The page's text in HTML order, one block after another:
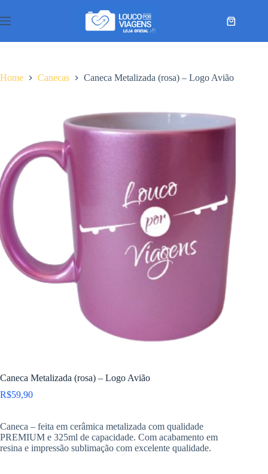
para
o
Carrinho
Home Canecas Caneca Metalizada (rosa) – Logo Avião
Caneca Metalizada (rosa) – Logo Avião
R$59,90
Caneca – feita em cerâmica metalizada com qualidade
PREMIUM e 325ml de capacidade. Com acabamento em
resina e impressão sublimação com excelente qualidade.